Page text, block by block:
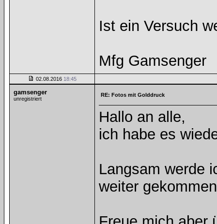
Ist ein Versuch
Mfg Gamsenger
02.08.2016 18:45
gamsenger
unregistriert
RE: Fotos mit Golddruck
Hallo an alle,
ich habe es
Langsam werde
weiter